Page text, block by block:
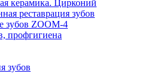
керамика. Цирконий
реставрация зубов
зубов ZOOM-4
профгигиена
зубов